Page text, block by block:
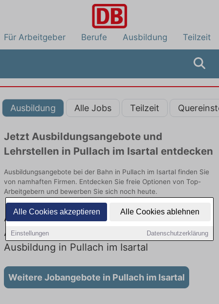
Alle Cookies akzeptieren Alle Cookies ablehnen
Einstellungen Datenschutzerklärung
Für Arbeitgeber Berufe Ausbildung Teilzeit
Ausbildung Alle Jobs Teilzeit
Jetzt Ausbildungsangebote und
Lehrstellen in Pullach im Isartal entdecken
Ausbildungsangebote bei der Bahn in Pullach im Isartal finden Sie
von namhaften Firmen. Entdecken Sie freie Optionen von Top-
Arbeitgebern und bewerben Sie sich noch heute.
Ausbildung in Pullach im Isartal bei der Bahn:
Aktuell gibt es keine Stellenangebote für
Ausbildung in Pullach im Isartal
Weitere Jobangebote in Pullach im Isartal